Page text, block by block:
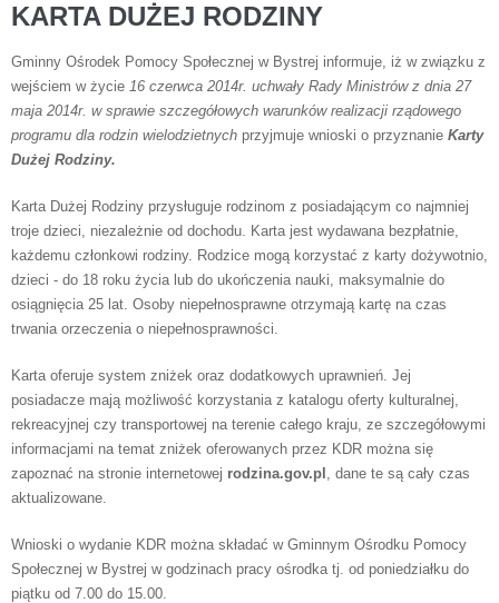
KARTA DUŻEJ RODZINY
Gminny Ośrodek Pomocy Społecznej w Bystrej informuje, iż w związku z
wejściem w życie 16 czerwca 2014r. uchwały Rady Ministrów z dnia 27
maja 2014r. w sprawie szczegółowych warunków realizacji rządowego
programu dla rodzin wielodzietnych przyjmuje wnioski o przyznanie Karty
Dużej Rodziny.
Karta Dużej Rodziny przysługuje rodzinom z posiadającym co najmniej
troje dzieci, niezależnie od dochodu. Karta jest wydawana bezpłatnie,
każdemu członkowi rodziny. Rodzice mogą korzystać z karty dożywotnio,
dzieci - do 18 roku życia lub do ukończenia nauki, maksymalnie do
osiągnięcia 25 lat. Osoby niepełnosprawne otrzymają kartę na czas
trwania orzeczenia o niepełnosprawności.
Karta oferuje system zniżek oraz dodatkowych uprawnień. Jej
posiadacze mają możliwość korzystania z katalogu oferty kulturalnej,
rekreacyjnej czy transportowej na terenie całego kraju, ze szczegółowymi
informacjami na temat zniżek oferowanych przez KDR można się
zapoznać na stronie internetowej rodzina.gov.pl , dane te są cały czas
aktualizowane.
Wnioski o wydanie KDR można składać w Gminnym Ośrodku Pomocy
Społecznej w Bystrej w godzinach pracy ośrodka tj. od poniedziałku do
piątku od 7.00 do 15.00.